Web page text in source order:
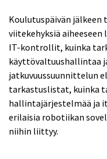
Koulutuspäivän
viitekehyksiä
IT-kontrollit, kuinka
käyttövaltuushallintaa
jatkuvuussuunnittelun
tarkastuslistat, kuinka
hallintajärjestelmää ja
erilaisia robotiikan
niihin liittyy.